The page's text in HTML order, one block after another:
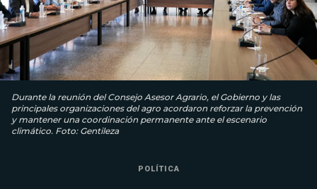
Durante la reunión del Consejo Asesor Agrario, el Gobierno y las
principales organizaciones del agro acordaron reforzar la prevención
y mantener una coordinación permanente ante el escenario
climático. Foto: Gentileza
POLÍTICA